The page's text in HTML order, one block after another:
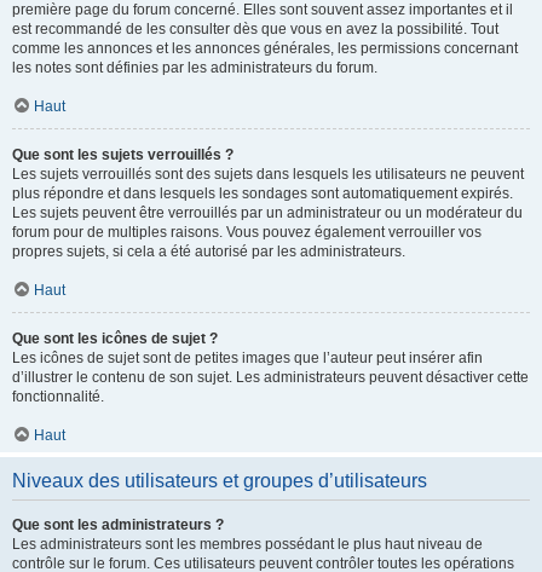
première page du forum concerné. Elles sont souvent assez importantes et il
est recommandé de les consulter dès que vous en avez la possibilité. Tout
comme les annonces et les annonces générales, les permissions concernant
les notes sont définies par les administrateurs du forum.
Haut
Que sont les sujets verrouillés ?
Les sujets verrouillés sont des sujets dans lesquels les utilisateurs ne peuvent
plus répondre et dans lesquels les sondages sont automatiquement expirés.
Les sujets peuvent être verrouillés par un administrateur ou un modérateur du
forum pour de multiples raisons. Vous pouvez également verrouiller vos
propres sujets, si cela a été autorisé par les administrateurs.
Haut
Que sont les icônes de sujet ?
Les icônes de sujet sont de petites images que l’auteur peut insérer afin
d’illustrer le contenu de son sujet. Les administrateurs peuvent désactiver cette
fonctionnalité.
Haut
Niveaux des utilisateurs et groupes d’utilisateurs
Que sont les administrateurs ?
Les administrateurs sont les membres possédant le plus haut niveau de
contrôle sur le forum. Ces utilisateurs peuvent contrôler toutes les opérations